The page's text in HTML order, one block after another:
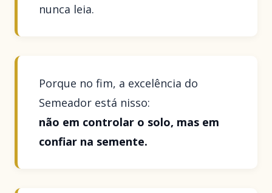
nunca leia.
Porque no fim, a excelência do
Semeador está nisso:
não em controlar o solo, mas em
confiar na semente.